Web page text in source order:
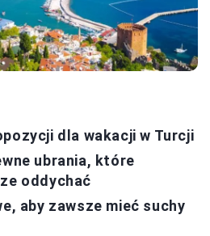
dla wakacji w Turcji
ubrania, które
oddychać
aby zawsze mieć suchy